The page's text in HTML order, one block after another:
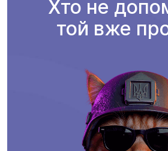
Хто не
той вже